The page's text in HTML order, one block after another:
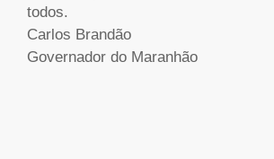
todos.
Carlos Brandão
Governador do Maranhão